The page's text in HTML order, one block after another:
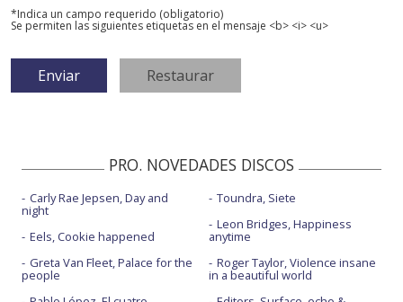
*Indica un campo requerido (obligatorio)
Se permiten las siguientes etiquetas en el mensaje <b> <i> <u>
PRO. NOVEDADES DISCOS
Carly Rae Jepsen, Day and
night
Eels, Cookie happened
Greta Van Fleet, Palace for the
people
Toundra, Siete
Leon Bridges, Happiness
anytime
Roger Taylor, Violence insane
in a beautiful world